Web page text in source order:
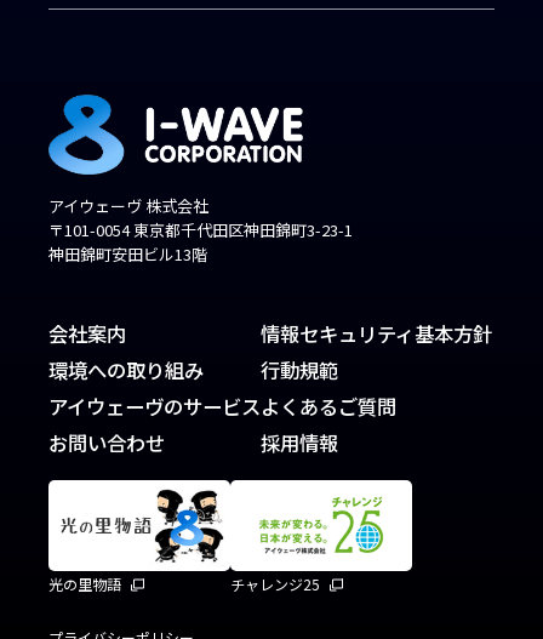
アイウェーヴ 株式会社
〒101-0054 東京都千代田区神田錦町3-23-1
神田錦町安田ビル13階
会社案内
環境への取り組み
アイウェーヴのサービス
お問い合わせ
情報セキュリティ基本方針
行動規範
よくあるご質問
採用情報
光の里物語 チャレンジ25